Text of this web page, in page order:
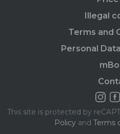
Illegal
Terms and
Personal
This site is protected by
Policy and Terms